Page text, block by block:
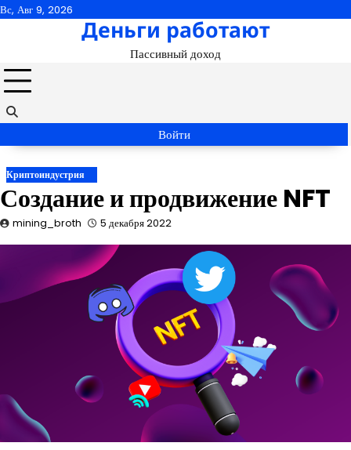
Перейти
Вс, Авг 9, 2026
Деньги работают
Пассивный доход
Войти
Криптоиндустрия
Создание и продвижение NFT
mining_broth 5 декабря 2022